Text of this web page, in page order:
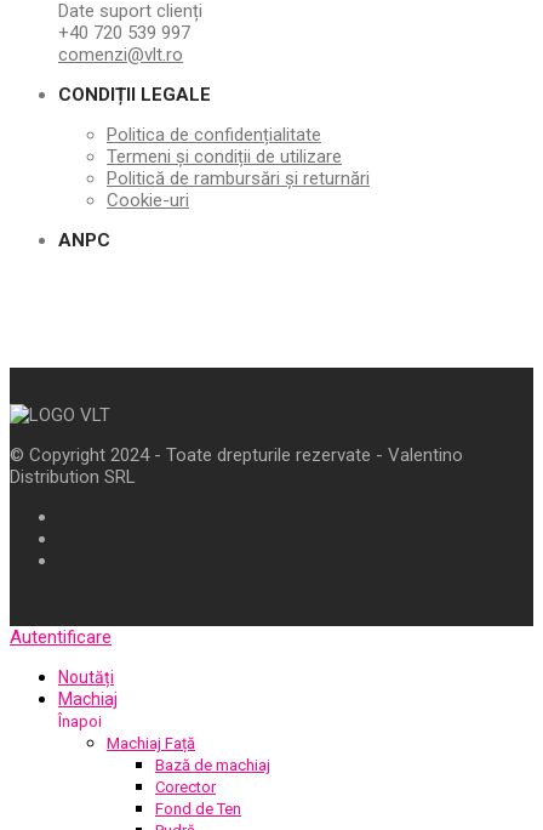
Date suport clienți
+40 720 539 997
comenzi@vlt.ro
CONDIȚII LEGALE
Politica de confidențialitate
Termeni și condiții de utilizare
Politică de rambursări și returnări
Cookie-uri
ANPC
© Copyright 2024 - Toate drepturile rezervate - Valentino
Distribution SRL
Autentificare
Noutăți
Machiaj
Înapoi
Machiaj Față
Bază de machiaj
Corector
Fond de Ten